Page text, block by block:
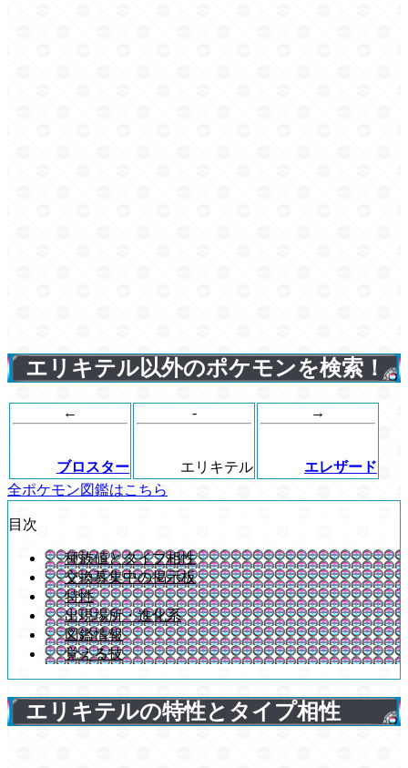
エリキテル以外のポケモンを検索！
←
ブロスター
-
エリキテル
→
エレザード
全ポケモン図鑑はこちら
目次
種族値とタイプ相性
交換募集中の掲示板
特性
出現場所・進化系
図鑑情報
覚える技
エリキテルの特性とタイプ相性